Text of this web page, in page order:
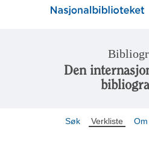
Den
Søk Verkliste